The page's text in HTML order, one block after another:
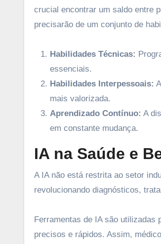
crucial encontrar um saldo entre
precisarão de um conjunto de
Habilidades Técnicas:
essenciais.
Habilidades Interpessoais:
mais valorizada.
Aprendizado Contínuo: A
em constante mudança.
IA na Saúde e
A IA não está restrita ao setor
revolucionando diagnósticos,
Ferramentas de IA são utilizadas
precisos e rápidos. Assim,